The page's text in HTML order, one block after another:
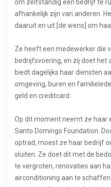
om zelfstandig een bedrijf te
afhankelijk zijn van anderen.
daaruit en uit [de wens] om
Ze heeft een medewerker die
bedrijfsvoering, en zij doet het
biedt dagelijks haar diensten
omgeving, buren en
geld en creditcard.
Op dit moment neemt ze haar
Santo Domingo Foundation.
optrad, moest ze haar bedrijf
sluiten. Ze doet dit met de
te vergroten, renovaties aan
airconditioning aan te